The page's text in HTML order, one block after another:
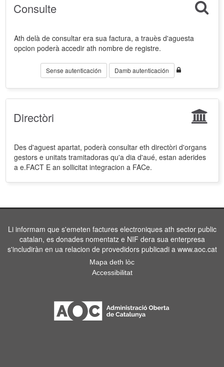
Consulte
Ath delà de consultar era sua factura, a trauès d'aguesta
opcion poderà accedir ath nombre de registre.
Sense autenticación Damb autenticación
Directòri
Des d'aguest apartat, poderà consultar eth directòri d'organs
gestors e unitats tramitadoras qu'a dia d'aué, estan aderides
a e.FACT E an sollicitat integracion a FACe.
Li informam que s'emeten factures electroniques ath sector public
catalan, es donades nomentatz e NIF dera sua enterpresa
s'includiràn en ua relacion de provedidors publicadi a www.aoc.cat
Mapa deth lòc
Accessibilitat